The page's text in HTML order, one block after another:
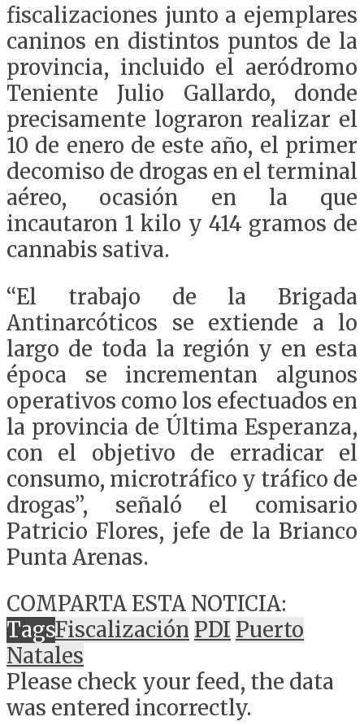
fiscalizaciones junto a ejemplares
caninos en distintos puntos de la
provincia, incluido el aeródromo
Teniente Julio Gallardo, donde
precisamente lograron realizar el
10 de enero de este año, el primer
decomiso de drogas en el terminal
aéreo, ocasión en la que
incautaron 1 kilo y 414 gramos de
cannabis sativa.
“El trabajo de la Brigada
Antinarcóticos se extiende a lo
largo de toda la región y en esta
época se incrementan algunos
operativos como los efectuados en
la provincia de Última Esperanza,
con el objetivo de erradicar el
consumo, microtráfico y tráfico de
drogas”, señaló el comisario
Patricio Flores, jefe de la Brianco
Punta Arenas.
COMPARTA ESTA NOTICIA:
TagsFiscalización PDI Puerto
Natales
Please check your feed, the data
was entered incorrectly.